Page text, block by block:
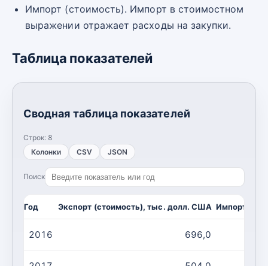
Импорт (стоимость). Импорт в стоимостном
выражении отражает расходы на закупки.
Таблица показателей
Сводная таблица показателей
Строк: 8
Колонки
CSV JSON
Поиск
Год Экспорт (стоимость), тыс. долл. США Импорт
2016 696,0